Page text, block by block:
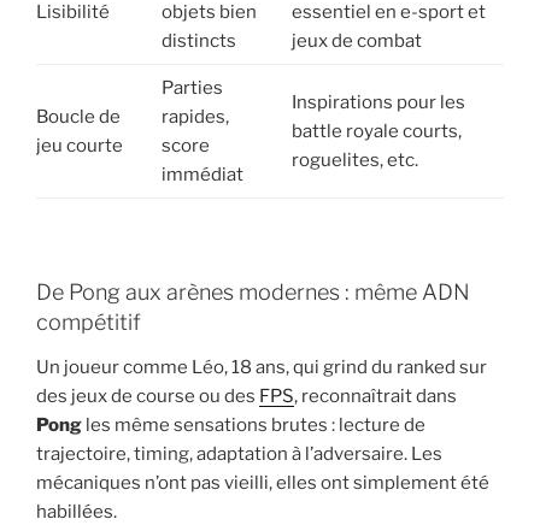
Lisibilité
objets bien
distincts
essentiel en e-sport et
jeux de combat
Boucle de
jeu courte
Parties
rapides,
score
immédiat
Inspirations pour les
battle royale courts,
roguelites, etc.
De Pong aux arènes modernes : même ADN
compétitif
Un joueur comme Léo, 18 ans, qui grind du ranked sur
des jeux de course ou des FPS, reconnaîtrait dans
Pong les même sensations brutes : lecture de
trajectoire, timing, adaptation à l’adversaire. Les
mécaniques n’ont pas vieilli, elles ont simplement été
habillées.